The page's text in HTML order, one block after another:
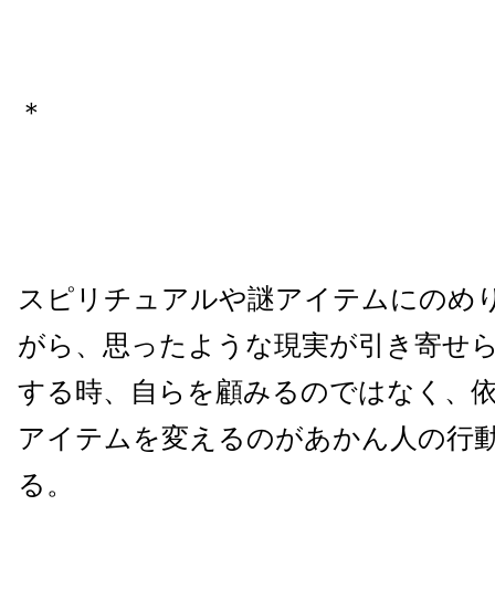
＊
スピリチュアルや謎アイテムにのめ
がら、思ったような現実が引き寄せ
する時、自らを顧みるのではなく、
アイテムを変えるのがあかん人の行
る。